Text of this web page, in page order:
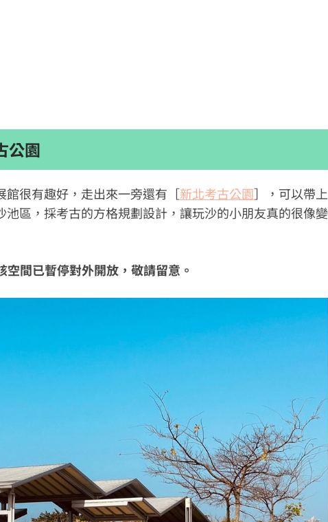
公園
館很有趣好，走出來一旁還有［新北考古公園］，可以帶上
區，採考古的方格規劃設計，讓玩沙的小朋友真的很像變
空間已暫停對外開放，敬請留意。